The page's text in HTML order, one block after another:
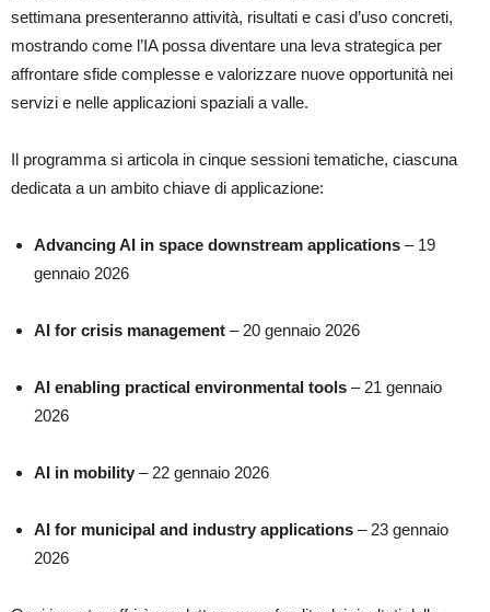
settimana presenteranno attività, risultati e casi d’uso concreti,
mostrando come l’IA possa diventare una leva strategica per
affrontare sfide complesse e valorizzare nuove opportunità nei
servizi e nelle applicazioni spaziali a valle.
Il programma si articola in cinque sessioni tematiche, ciascuna
dedicata a un ambito chiave di applicazione:
Advancing AI in space downstream applications – 19
gennaio 2026
AI for crisis management – 20 gennaio 2026
AI enabling practical environmental tools – 21 gennaio
2026
AI in mobility – 22 gennaio 2026
AI for municipal and industry applications – 23 gennaio
2026